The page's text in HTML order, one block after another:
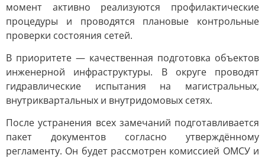
момент активно реализуются профилактические
процедуры и проводятся плановые контрольные
проверки состояния сетей.
В приоритете — качественная подготовка объектов
инженерной инфраструктуры. В округе проводят
гидравлические испытания на магистральных,
внутриквартальных и внутридомовых сетях.
После устранения всех замечаний подготавливается
пакет документов согласно утверждённому
регламенту. Он будет рассмотрен комиссией ОМСУ и